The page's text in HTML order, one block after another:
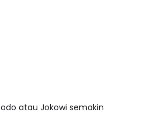
atau Jokowi semakin